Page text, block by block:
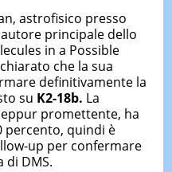
astrofisico presso
principale dello
in a Possible
che la sua
definitivamente la
su K2-18b. La
promettente, ha
percento, quindi è
up per confermare
di DMS.